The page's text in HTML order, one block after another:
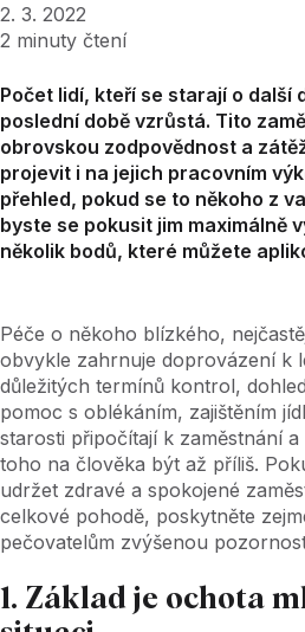
2. 3. 2022
2 minuty čtení
Počet lidí, kteří se starají o další
poslední době vzrůstá. Tito
obrovskou zodpovědnost a
projevit i na jejich pracovním
přehled, pokud se to někoho z
byste se pokusit jim maximálně
několik bodů, které můžete
Péče o někoho blízkého,
obvykle zahrnuje doprovázení k
důležitých termínů kontrol,
pomoc s oblékáním, zajištěním
starosti připočítají k zaměstnání
toho na člověka být až příliš.
udržet zdravé a spokojené
celkové pohodě, poskytněte
pečovatelům zvýšenou
1. Základ je ochota